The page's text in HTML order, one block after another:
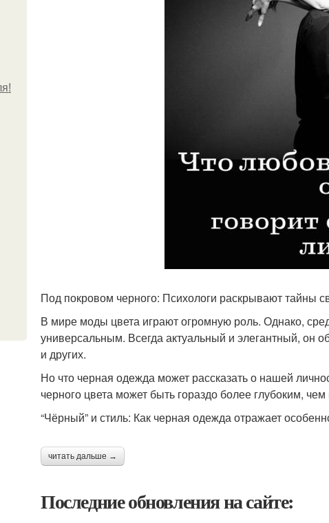
Под покровом черного: Психологи раскрывают тайны
В мире моды цвета играют огромную роль. Однако,
универсальным. Всегда актуальный и элегантный, он
и других.
Но что черная одежда может рассказать о нашей
черного цвета может быть гораздо более глубоким,
“Чёрный” и стиль: Как черная одежда отражает
читать дальше →
Последние обновления на сайте: